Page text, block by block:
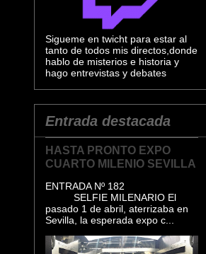
Sigueme en twicht para estar al
tanto de todos mis directos,donde
hablo de misterios e historia y
hago entrevistas y debates
Entrada destacada
HASTA PRONTO EXPO
CUARTO MILENIO SEVILLA
ENTRADA Nº 182
SELFIE MILENARIO El
pasado 1 de abril, aterrizaba en
Sevilla, la esperada expo c...